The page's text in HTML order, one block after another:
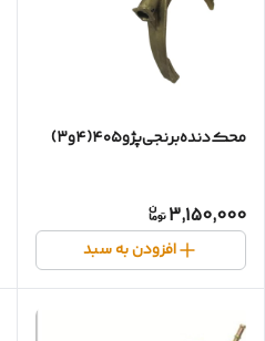
محک‌دنده‌برنجی‌پژو۴۰۵(۴و۳)
3,150,000
افزودن به سبد